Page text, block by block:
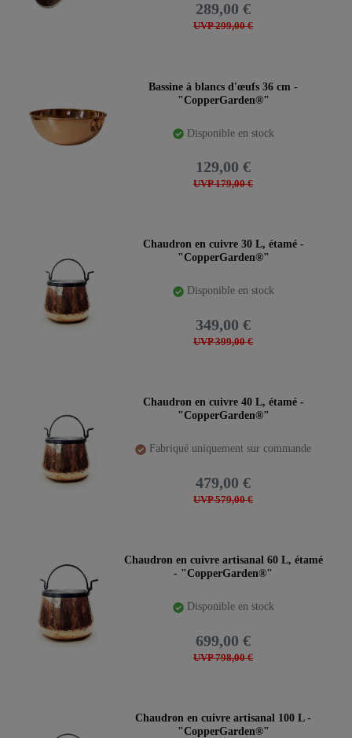
UVP 299,00 €
289,00 €
Bassine à blancs d'œufs 36 cm -
"CopperGarden®"
Disponible en stock
UVP 179,00 €
129,00 €
Chaudron en cuivre 30 L, étamé -
"CopperGarden®"
Disponible en stock
UVP 399,00 €
349,00 €
Chaudron en cuivre 40 L, étamé -
"CopperGarden®"
Fabriqué uniquement sur commande
UVP 579,00 €
479,00 €
Chaudron en cuivre artisanal 60 L, étamé
- "CopperGarden®"
Disponible en stock
UVP 798,00 €
699,00 €
Chaudron en cuivre artisanal 100 L -
"CopperGarden®"